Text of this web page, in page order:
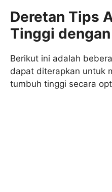
Deretan Tips
Tinggi
Berikut ini adalah
dapat diterapkan untuk
tumbuh tinggi secara